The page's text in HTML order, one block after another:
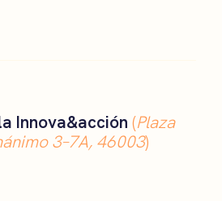
Innova&acción (Plaza
3–7A, 46003)